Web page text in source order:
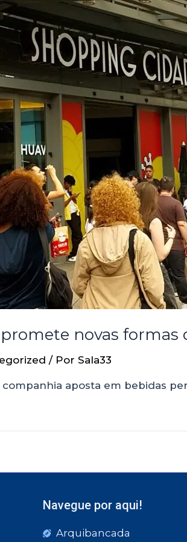
novas formas
/ Por Sala33
aposta em bebidas
Navegue por aqui!
Arquibancada